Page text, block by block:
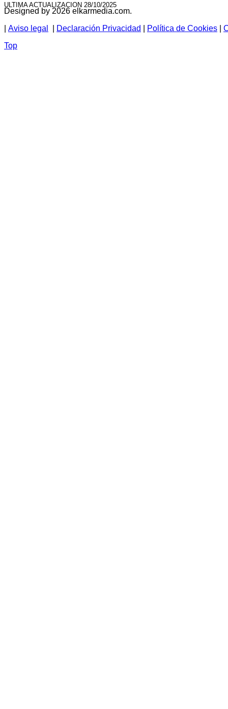
ULTIMA ACTUALIZACION 28/10/2025
Designed by 2026 elkarmedia.com.
Aviso legal Declaración Privacidad Política de Cookies
Top